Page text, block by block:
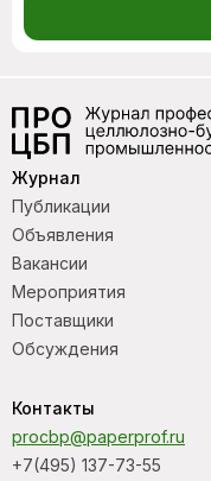
Контакты
procbp@paperprof.ru
+7(495) 137-73-55
Журнал
Публикации
Объявления
Вакансии
Мероприятия
Поставщики
Обсуждения